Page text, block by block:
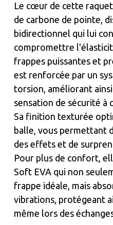
Le cœur de cette
de carbone de pointe,
bidirectionnel qui lui
compromettre
frappes puissantes et
est renforcée par un
torsion, améliorant
sensation de sécurité à
Sa finition texturée
balle, vous permettant
des effets et de
Pour plus de confort,
Soft EVA qui non
frappe idéale, mais
vibrations, protégeant
même lors des